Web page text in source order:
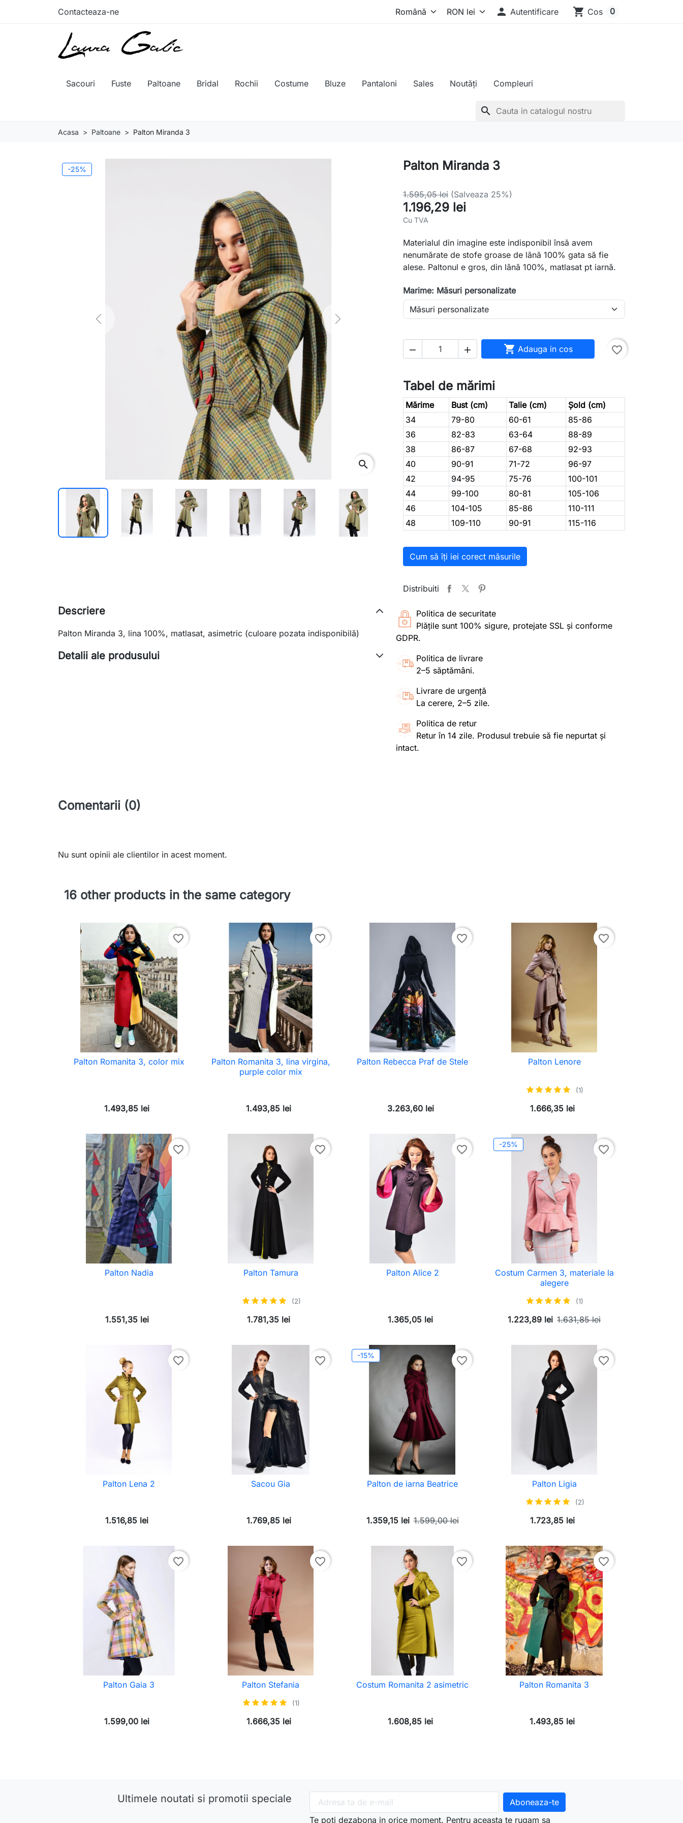
Contacteaza-ne  Autentificare shopping_cart Cos 0
Sacouri Fuste Paltoane Bridal Rochii Costume Bluze Pantaloni Sales Noutăți Compleuri
search
Acasa Paltoane Palton Miranda 3
-25%
Previous Next
search
Palton Miranda 3
1.595,05 lei (Salveaza 25%)
1.196,29 lei
Cu TVA
Materialul din imagine este indisponibil însă avem
nenumărate de stofe groase de lână 100% gata să fie
alese. Paltonul e gros, din lână 100%, matlasat pt iarnă.
Marime: Măsuri personalizate
   Adauga in cos favorite_border
Tabel de mărimi
Mărime Bust (cm) Talie (cm)
Șold (cm)
34
79-80 60-61
85-86
36
82-83 63-64
88-89
38
86-87 67-68
92-93
40
90-91 71-72
96-97
42
94-95 75-76
100-101
44
99-100 80-81
105-106
46
104-105 85-86
110-111
48
109-110 90-91 115-116
Cum să îți iei corect măsurile
Distribuiti
Politica de securitate
Plățile sunt 100% sigure, protejate SSL și conforme
GDPR.
Politica de livrare
2–5 săptămâni.
Livrare de urgență
La cerere, 2–5 zile.
Politica de retur
Retur în 14 zile. Produsul trebuie să fie nepurtat și
intact.
Descriere
Palton Miranda 3, lina 100%, matlasat, asimetric (culoare pozata indisponibilă)
Detalii ale produsului
Comentarii (0)
Nu sunt opinii ale clientilor in acest moment.
16 other products in the same category
favorite_border
Palton Romanita 3, color mix
1.493,85 lei
favorite_border
Palton Romanita 3, lina virgina,
purple color mix
1.493,85 lei
favorite_border
Palton Rebecca Praf de Stele
3.263,60 lei
favorite_border
Palton Lenore
(1)
1.666,35 lei
favorite_border
Palton Nadia
1.551,35 lei
favorite_border
Palton Tamura
(2)
1.781,35 lei
favorite_border
Palton Alice 2
1.365,05 lei
-25% favorite_border
Costum Carmen 3, materiale la
alegere
(1)
1.223,89 lei 1.631,85 lei
favorite_border
Palton Lena 2
1.516,85 lei
favorite_border
Sacou Gia
1.769,85 lei
-15% favorite_border
Palton de iarna Beatrice
1.359,15 lei 1.599,00 lei
favorite_border
Palton Ligia
(2)
1.723,85 lei
favorite_border
Palton Gaia 3
1.599,00 lei
favorite_border
Palton Stefania
(1)
1.666,35 lei
favorite_border
Costum Romanita 2 asimetric
1.608,85 lei
favorite_border
Palton Romanita 3
1.493,85 lei
Ultimele noutati si promotii speciale
Te poti dezabona in orice moment. Pentru aceasta te rugam sa